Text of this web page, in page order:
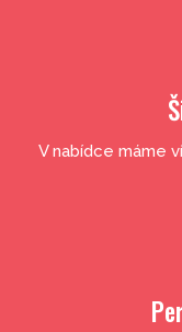
V nabídce máme